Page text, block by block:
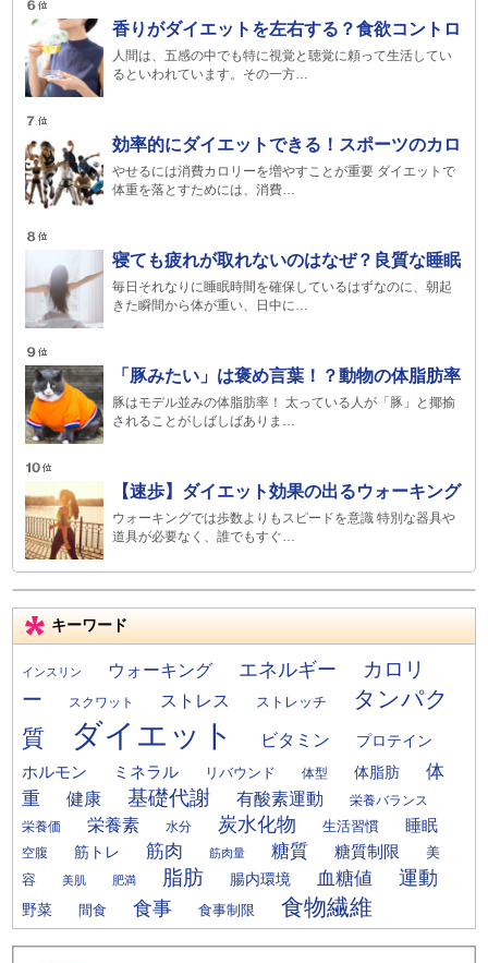
香りがダイエットを左右する？食欲コントロ
人間は、五感の中でも特に視覚と聴覚に頼って生活してい
るといわれています。その一方…
効率的にダイエットできる！スポーツのカロ
やせるには消費カロリーを増やすことが重要 ダイエットで
体重を落とすためには、消費…
寝ても疲れが取れないのはなぜ？良質な睡眠
毎日それなりに睡眠時間を確保しているはずなのに、朝起
きた瞬間から体が重い、日中に…
「豚みたい」は褒め言葉！？動物の体脂肪率
豚はモデル並みの体脂肪率！ 太っている人が「豚」と揶揄
されることがしばしばありま…
【速歩】ダイエット効果の出るウォーキング
ウォーキングでは歩数よりもスピードを意識 特別な器具や
道具が必要なく、誰でもすぐ…
キーワード
インスリン ウォーキング エネルギー
カロリ
ー
スクワット ストレス ストレッチ
タンパク
質
ダイエット ビタミン プロテイン
ホルモン ミネラル リバウンド 体型 体脂肪
体
重
健康 基礎代謝 有酸素運動 栄養バランス
栄養価 栄養素 水分 炭水化物 生活習慣 睡眠
空腹 筋トレ 筋肉 筋肉量 糖質 糖質制限
美
容
美肌 肥満 脂肪 腸内環境 血糖値 運動
野菜 間食 食事 食事制限 食物繊維